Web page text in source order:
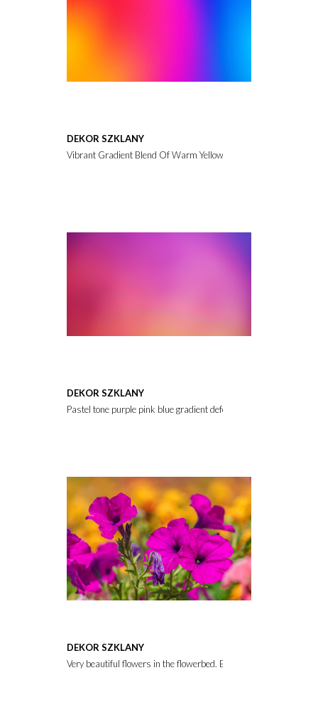
DEKOR SZKLANY
Vibrant Gradient Blend Of Warm Yellow Orange Pink Purple
DEKOR SZKLANY
Pastel tone purple pink blue gradient defocused abstract photo
DEKOR SZKLANY
Very beautiful flowers in the flowerbed. Background with